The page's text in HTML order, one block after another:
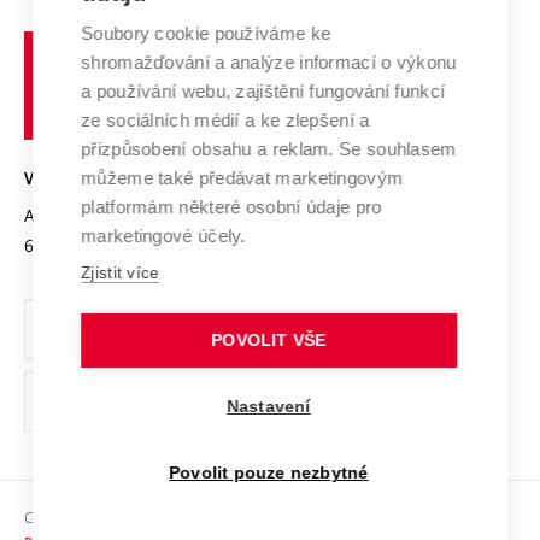
Výzkumné infrastruktury
Transfer znalostí
Open Science
Projekty
Projekty ze strukturálních fondů
Specifický výzkum
Spolupráce se školami
Mezinárodní dohody
Univerzitní sítě
Profil univerzity
Udržitelná univerzita
Podnikavá univerzita / ContriBUTe
Bezpečná univerzita
Vyznamenání
Organizační struktura
Ochrana osobních údajů
odkaz)
Sociální bezpečí
učení
technické
Brně
VYSOKÉ UČENÍ TECHNICKÉ V BRNĚ
Antonínská 548/1
602 00 Brno
www.vut.cz
vut@vutbr.cz
Copyright © 2026 VUT
Soubory cookie používáme ke
shromažďování a analýze informací o výkonu
a používání webu, zajištění fungování funkcí
ze sociálních médií a ke zlepšení a
přizpůsobení obsahu a reklam. Se souhlasem
můžeme také předávat marketingovým
platformám některé osobní údaje pro
marketingové účely.
Zjistit více
POVOLIT VŠE
Nastavení
Povolit pouze nezbytné